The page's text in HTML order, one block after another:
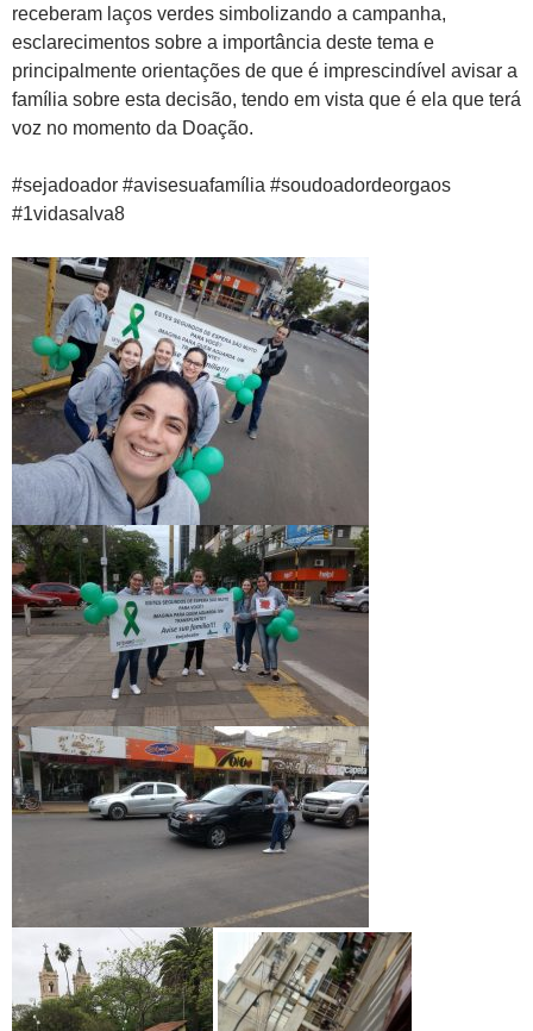
receberam laços verdes simbolizando a campanha,
esclarecimentos sobre a importância deste tema e
principalmente orientações de que é imprescindível avisar a
família sobre esta decisão, tendo em vista que é ela que terá
voz no momento da Doação.
#sejadoador #avisesuafamília #soudoadordeorgaos
#1vidasalva8